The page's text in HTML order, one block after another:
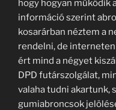
hogy hogyan működik
információ szerint
kosarárban néztem a
rendelni, de
ért mind a négyet
DPD futárszolgálat,
valaha tudni akartunk,
gumiabroncsok